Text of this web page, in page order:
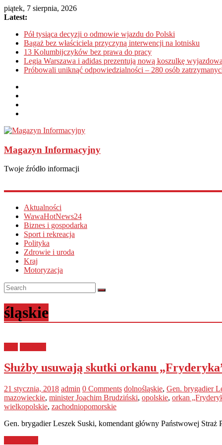
piątek, 7 sierpnia, 2026
Latest:
Pół tysiąca decyzji o odmowie wjazdu do Polski
Bagaż bez właściciela przyczyną interwencji na lotnisku
13 Kolumbijczyków bez prawa do pracy
Legia Warszawa i adidas prezentują nową koszulkę
Próbowali uniknąć odpowiedzialności – 280 osób
Magazyn Informacyjny
Twoje źródło informacji
Aktualności
WawaHotNews24
Biznes i gospodarka
Sport i rekreacja
Polityka
Zdrowie i uroda
Kraj
Motoryzacja
śląskie
Służby usuwają skutki orkanu
21 stycznia, 2018 admin 0 Comments dolnośląskie, Gen. brygadier
mazowieckie, minister Joachim Brudziński, opolskie, orkan
wielkopolskie, zachodniopomorskie
Gen. brygadier Leszek Suski, komendant główny Państwowej